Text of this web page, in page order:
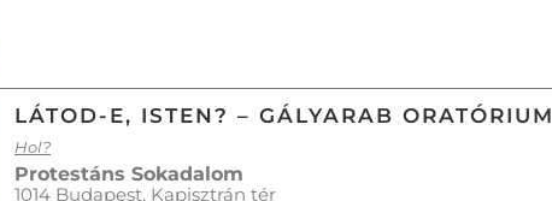
LÁTOD-E, ISTEN? – GÁLYARAB ORATÓRIUM
Hol?
Protestáns Sokadalom
1014 Budapest, Kapisztrán tér